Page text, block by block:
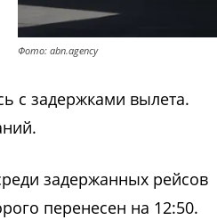
Фото: abn.agency
с задержками вылета.
реди задержанных рейсов
перенесен на 12:50.